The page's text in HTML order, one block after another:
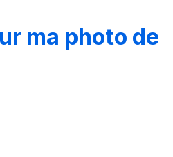
ma photo de